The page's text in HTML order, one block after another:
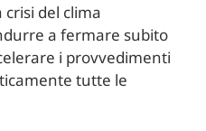
del clima
a fermare subito
i provvedimenti
tutte le